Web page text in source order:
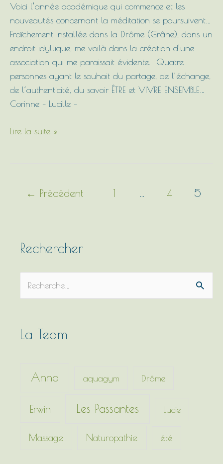
Voici l’année académique qui commence et les
nouveautés concernant la méditation se poursuivent…
Fraîchement installée dans la Drôme (Grâne), dans un
endroit idyllique, me voilà dans la création d’une
association qui me paraissait évidente. Quatre
personnes ayant le souhait du partage, de l’échange,
de l’authenticité, du savoir ÊTRE et VIVRE ENSEMBLE…
Corinne – Lucille –
31
octobre
au
2
novembre
2018
Lire la suite »
← Précédent 1 … 4 5
Rechercher
e
h
e
La Team
Anna aquagym Drôme
Erwin Les Passantes Lucie
Massage Naturopathie été